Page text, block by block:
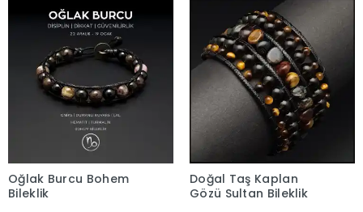
Oğlak Burcu Bohem
Bileklik
Doğal Taş Kaplan
Gözü Sultan Bileklik